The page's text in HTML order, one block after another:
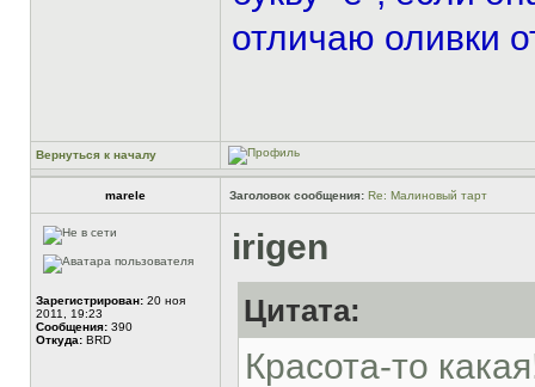
отличаю оливки
Вернуться к началу
marele Заголовок сообщения: Re: Малиновый тарт
Зарегистрирован: 20 ноя
2011, 19:23
Сообщения: 390
Откуда: BRD
irigen
Цитата:
Красота-то